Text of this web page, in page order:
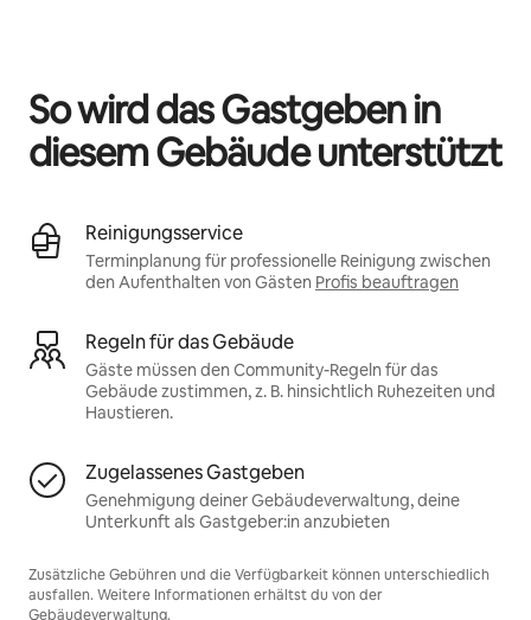
So wird das Gastgeben in
diesem Gebäude unterstützt
Reinigungsservice
Terminplanung für professionelle Reinigung zwischen
den Aufenthalten von Gästen Profis beauftragen
Regeln für das Gebäude
Gäste müssen den Community-Regeln für das
Gebäude zustimmen, z. B. hinsichtlich Ruhezeiten und
Haustieren.
Zugelassenes Gastgeben
Genehmigung deiner Gebäudeverwaltung, deine
Unterkunft als Gastgeber:in anzubieten
Zusätzliche Gebühren und die Verfügbarkeit können unterschiedlich
ausfallen. Weitere Informationen erhältst du von der
Gebäudeverwaltung.